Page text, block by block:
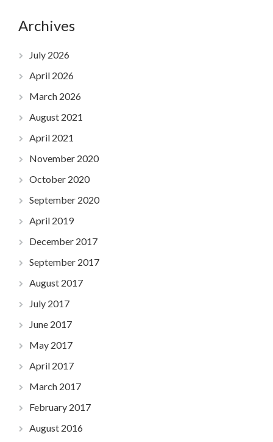
Archives
July 2026
April 2026
March 2026
August 2021
April 2021
November 2020
October 2020
September 2020
April 2019
December 2017
September 2017
August 2017
July 2017
June 2017
May 2017
April 2017
March 2017
February 2017
August 2016